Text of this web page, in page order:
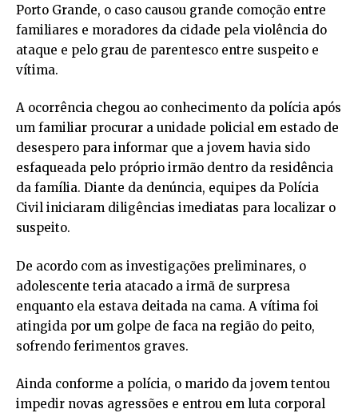
Porto Grande, o caso causou grande comoção entre
familiares e moradores da cidade pela violência do
ataque e pelo grau de parentesco entre suspeito e
vítima.
A ocorrência chegou ao conhecimento da polícia após
um familiar procurar a unidade policial em estado de
desespero para informar que a jovem havia sido
esfaqueada pelo próprio irmão dentro da residência
da família. Diante da denúncia, equipes da Polícia
Civil iniciaram diligências imediatas para localizar o
suspeito.
De acordo com as investigações preliminares, o
adolescente teria atacado a irmã de surpresa
enquanto ela estava deitada na cama. A vítima foi
atingida por um golpe de faca na região do peito,
sofrendo ferimentos graves.
Ainda conforme a polícia, o marido da jovem tentou
impedir novas agressões e entrou em luta corporal